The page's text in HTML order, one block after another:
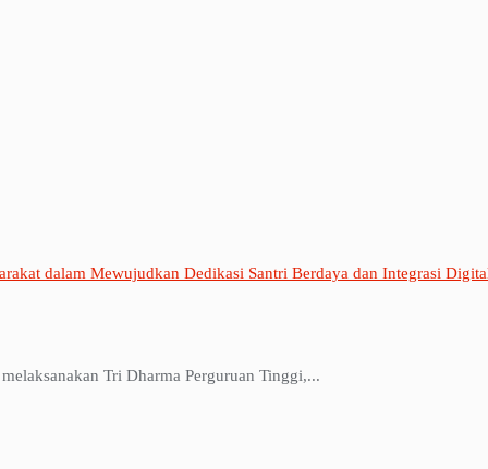
dalam Mewujudkan Dedikasi Santri Berdaya dan Integrasi
Tri Dharma Perguruan Tinggi,...